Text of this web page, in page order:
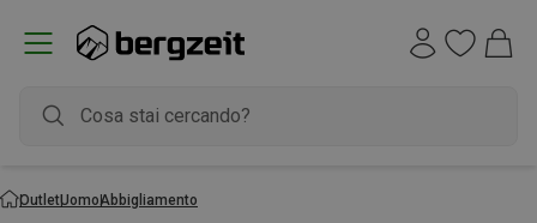
OutletUomoAbbigliamento